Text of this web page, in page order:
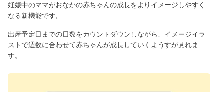
妊娠中のママがおなかの赤ちゃんの成長をよりイメージしやすく
なる新機能です。
出産予定日までの日数をカウントダウンしながら、イメージイラ
ストで週数に合わせて赤ちゃんが成長していくようすが見れま
す。